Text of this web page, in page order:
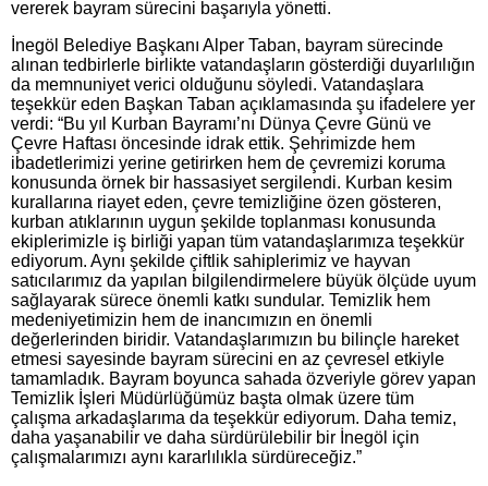
vererek bayram sürecini başarıyla yönetti.
İnegöl Belediye Başkanı Alper Taban, bayram sürecinde
alınan tedbirlerle birlikte vatandaşların gösterdiği duyarlılığın
da memnuniyet verici olduğunu söyledi. Vatandaşlara
teşekkür eden Başkan Taban açıklamasında şu ifadelere yer
verdi: “Bu yıl Kurban Bayramı’nı Dünya Çevre Günü ve
Çevre Haftası öncesinde idrak ettik. Şehrimizde hem
ibadetlerimizi yerine getirirken hem de çevremizi koruma
konusunda örnek bir hassasiyet sergilendi. Kurban kesim
kurallarına riayet eden, çevre temizliğine özen gösteren,
kurban atıklarının uygun şekilde toplanması konusunda
ekiplerimizle iş birliği yapan tüm vatandaşlarımıza teşekkür
ediyorum. Aynı şekilde çiftlik sahiplerimiz ve hayvan
satıcılarımız da yapılan bilgilendirmelere büyük ölçüde uyum
sağlayarak sürece önemli katkı sundular. Temizlik hem
medeniyetimizin hem de inancımızın en önemli
değerlerinden biridir. Vatandaşlarımızın bu bilinçle hareket
etmesi sayesinde bayram sürecini en az çevresel etkiyle
tamamladık. Bayram boyunca sahada özveriyle görev yapan
Temizlik İşleri Müdürlüğümüz başta olmak üzere tüm
çalışma arkadaşlarıma da teşekkür ediyorum. Daha temiz,
daha yaşanabilir ve daha sürdürülebilir bir İnegöl için
çalışmalarımızı aynı kararlılıkla sürdüreceğiz.”